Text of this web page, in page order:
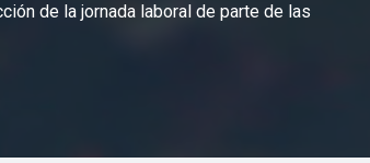
de la jornada laboral de parte de las